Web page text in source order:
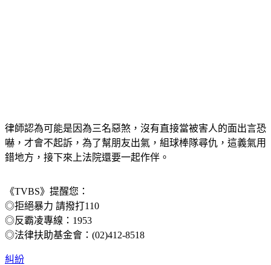
律師認為可能是因為三名惡煞，沒有直接當被害人的面出言恐
嚇，才會不起訴，為了幫朋友出氣，組球棒隊尋仇，這義氣用
錯地方，接下來上法院還要一起作伴。
《TVBS》提醒您：
◎拒絕暴力 請撥打110
◎反霸凌專線：1953
◎法律扶助基金會：(02)412-8518
糾紛